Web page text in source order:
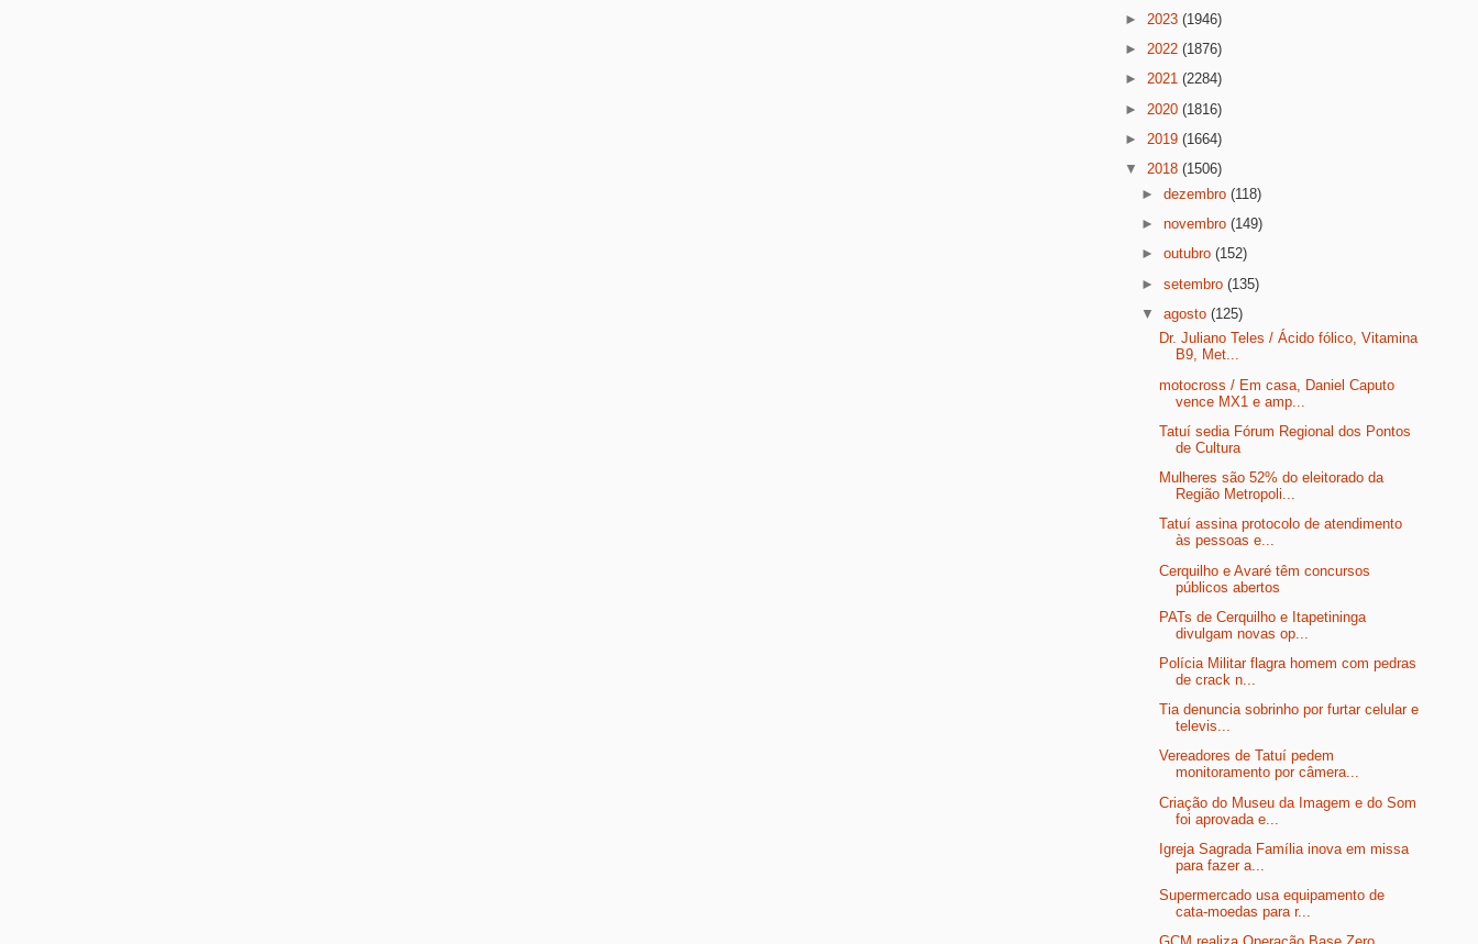
► 2023 (1946)
► 2022 (1876)
► 2021 (2284)
► 2020 (1816)
► 2019 (1664)
▼ 2018 (1506)
►dezembro(118)
►novembro(149)
►outubro(152)
►setembro(135)
▼agosto(125)
Dr. Juliano Teles / Ácido fólico, Vitamina
B9, Met...
motocross / Em casa, Daniel Caputo
vence MX1 e amp...
Tatuí sedia Fórum Regional dos Pontos
de Cultura
Mulheres são 52% do eleitorado da
Região Metropoli...
Tatuí assina protocolo de atendimento
às pessoas e...
Cerquilho e Avaré têm concursos
públicos abertos
PATs de Cerquilho e Itapetininga
divulgam novas op...
Polícia Militar flagra homem com pedras
de crack n...
Tia denuncia sobrinho por furtar celular e
televis...
Vereadores de Tatuí pedem
monitoramento por câmera...
Criação do Museu da Imagem e do Som
foi aprovada e...
Igreja Sagrada Família inova em missa
para fazer a...
Supermercado usa equipamento de
cata-moedas para r...